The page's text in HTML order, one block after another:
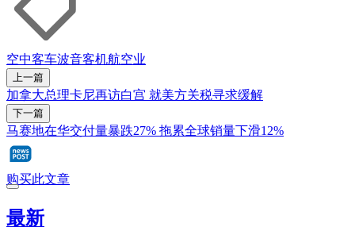
空中客车波音客机航空业
上一篇
加拿大总理卡尼再访白宫 就美方关税寻求缓解
下一篇
马赛地在华交付量暴跌27% 拖累全球销量下滑12%
购买此文章
最新